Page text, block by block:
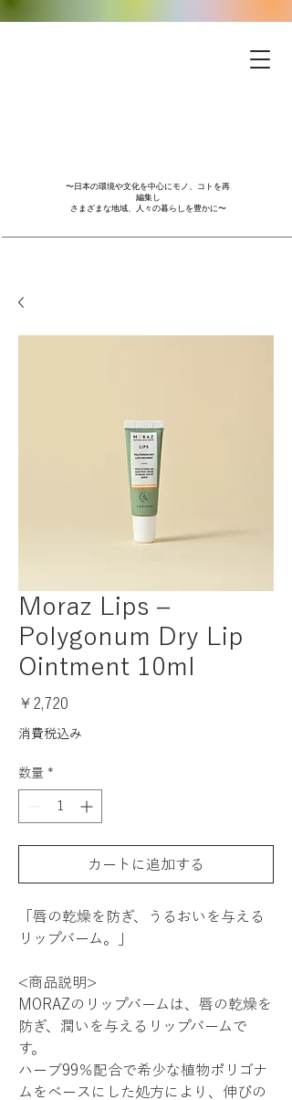
〜日本の環境や文化を中心にモノ、コトを再
編集し
さまざまな地域、人々の暮らしを豊かに〜
Moraz Lips –
Polygonum Dry Lip
Ointment 10ml
￥2,720
格
消費税込み
数量 *
カートに追加する
「唇の乾燥を防ぎ、うるおいを与える
リップバーム。」
<商品説明>
MORAZのリップバームは、唇の乾燥を
防ぎ、潤いを与えるリップバームで
す。
ハーブ99％配合で希少な植物ポリゴナ
ムをベースにした処方により、伸びの